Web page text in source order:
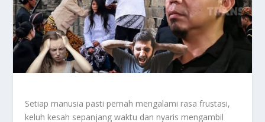
Setiap manusia pasti pernah mengalami rasa frustasi,
keluh kesah sepanjang waktu dan nyaris mengambil